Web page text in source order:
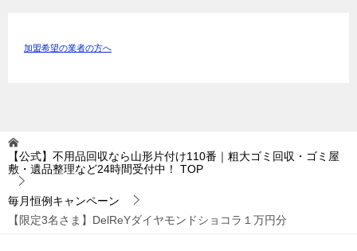
加盟希望の業者の方へ
【公式】不用品回収なら山形片付け110番｜粗大ゴミ回収・ゴミ屋
敷・遺品整理など24時間受付中！
TOP
毎月恒例キャンペーン
【限定3名さま】DelReYダイヤモンドショコラ１万円分